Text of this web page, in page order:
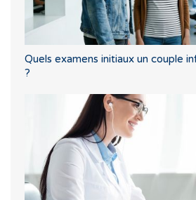
Quels examens initiaux un couple
?